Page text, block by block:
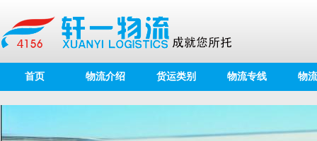
首页 物流介绍 货运类别 物流专线 物